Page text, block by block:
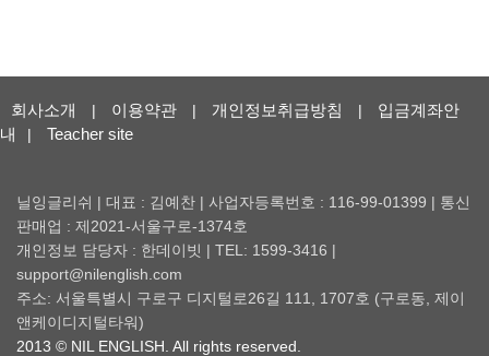
회사소개 | 이용약관 | 개인정보취급방침 |
입금계좌안
내
| Teacher site
닐잉글리쉬 | 대표 : 김예찬 | 사업자등록번호 : 116-99-01399 | 통신
판매업 : 제2021-서울구로-1374호
개인정보 담당자 : 한데이빗 | TEL: 1599-3416 |
support@nilenglish.com
주소: 서울특별시 구로구 디지털로26길 111, 1707호 (구로동, 제이
앤케이디지털타워)
2013 © NIL ENGLISH. All rights reserved.